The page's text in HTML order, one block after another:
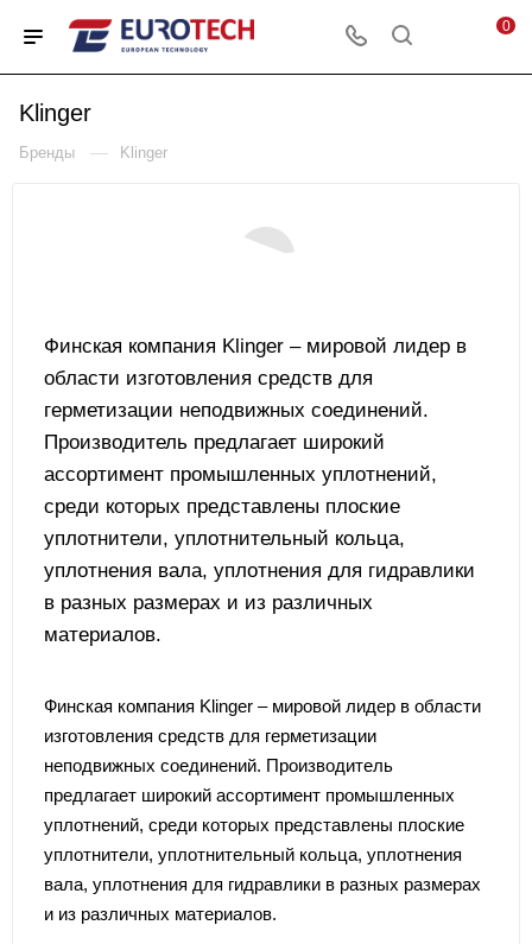
0
Klinger
Бренды — Klinger
Финская компания Klinger – мировой лидер в
области изготовления средств для
герметизации неподвижных соединений.
Производитель предлагает широкий
ассортимент промышленных уплотнений,
среди которых представлены плоские
уплотнители, уплотнительный кольца,
уплотнения вала, уплотнения для гидравлики
в разных размерах и из различных
материалов.
Финская компания Klinger – мировой лидер в области
изготовления средств для герметизации
неподвижных соединений. Производитель
предлагает широкий ассортимент промышленных
уплотнений, среди которых представлены плоские
уплотнители, уплотнительный кольца, уплотнения
вала, уплотнения для гидравлики в разных размерах
и из различных материалов.